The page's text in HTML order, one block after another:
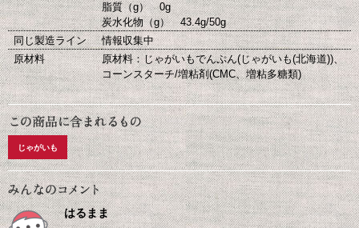
脂質（g） 0g
炭水化物（g） 43.4g/50g
同じ製造ライン
情報収集中
原材料
原材料：じゃがいもでんぷん(じゃがいも(北海道))、
コーンスターチ/増粘剤(CMC、増粘多糖類)
じゃがいも
はるまま